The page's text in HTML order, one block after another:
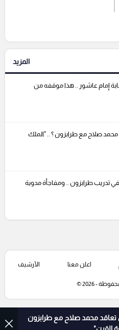
تعليق
المزيد
إمام عاشور .. هذا موقفه من
صلاح مع طرابزون ؟ .. "الملك
طرابزون .. ومفاجأة مدوية
تعاقد محمد صلاح مع طرابزون
القرن"
اعلن معنا الأرشيف
- 2026 ©